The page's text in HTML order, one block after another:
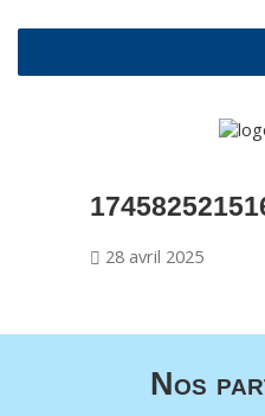
28 avril 2025
Nos